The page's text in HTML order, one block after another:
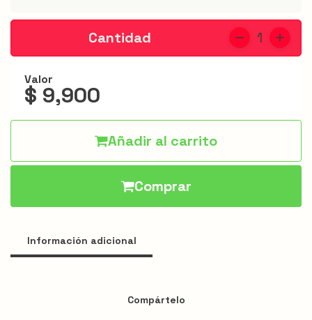
Cantidad 1
Valor
$ 9,900
Añadir al carrito
Comprar
Información adicional
Compártelo
Apanados
Especiales